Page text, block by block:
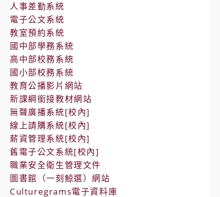
人事差勤系統
電子公文系統
教室預約系統
國中部學務系統
高中部校務系統
國小部校務系統
教育公播影片網站
新課綱銜接教材網站
無聲廣播系統[校內]
線上請購系統[校內]
薪資管理系統[校內]
舊電子公文系統[校內]
職業安全衛生管理文件
圖書館（一刻鯨選）網站
Culturegrams電子資料庫